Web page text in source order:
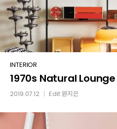
1970s
Natural
Lounge
INTERIOR
1970s Natural Lounge
2019.07.12 Edit원지은